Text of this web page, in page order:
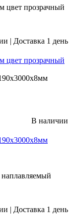
прозрачный
| Доставка 1 день
прозрачный
В наличии
| Доставка 1 день